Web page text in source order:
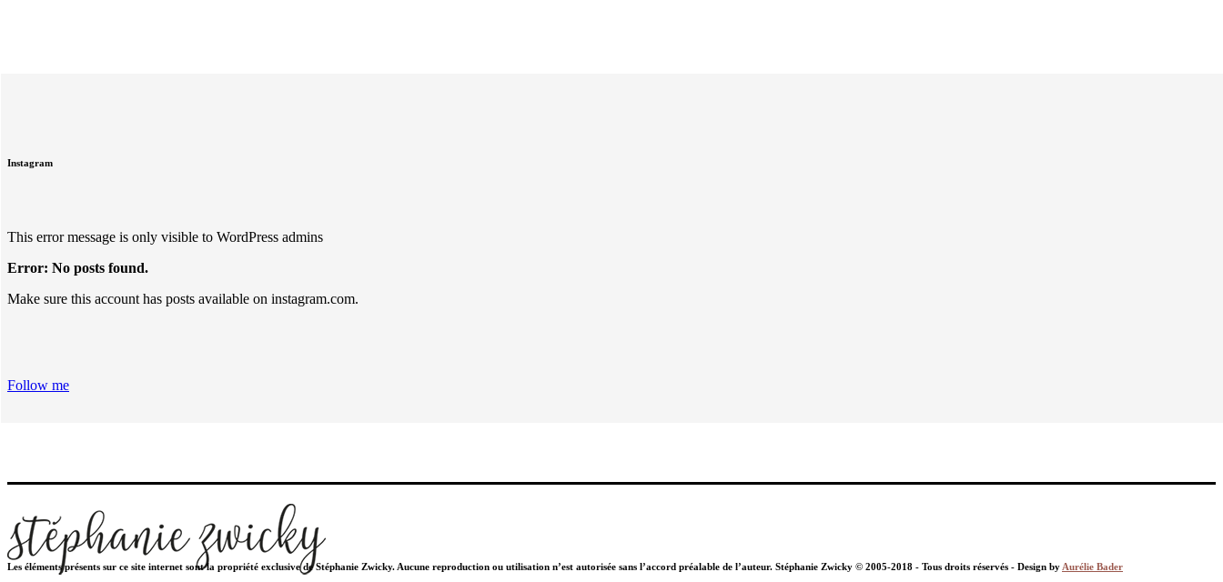
Instagram
This error message is only visible to WordPress admins
Error: No posts found.
Make sure this account has posts available on instagram.com.
Follow me
Les éléments présents sur ce site internet sont la propriété exclusive de Stéphanie Zwicky. Aucune reproduction ou utilisation n’est autorisée sans l’accord préalable de l’auteur. Stéphanie Zwicky © 2005-2018 - Tous droits réservés - Design by Aurélie Bader